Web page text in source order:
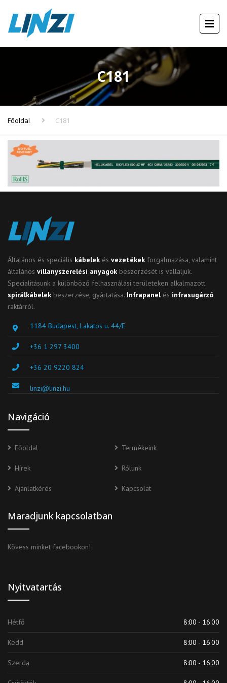
C181
Főoldal C181
Általános és speciális kábelek és vezetékek forgalmazása, valamint
általános villanyszerelési anyagok beszerzését is vállaljuk.
Specialitásunk a különböző felhasználási területeken alkalmazott
spirálkábelek beszerzése, gyártatása. Infrapanel és infrasugárzó
raktárról.
1184 Budapest, Lakatos u. 44/E
+36 1 297 3400
+36 20 9220 824
linzi@linzi.hu
Navigáció
Főoldal Termékeink
Hírek Rólunk
Ajánlatkérés Kapcsolat
Maradjunk kapcsolatban
Kövess minket facebookon!
Nyitvatartás
Hétfő 8:00 - 16:00
Kedd 8:00 - 16:00
Szerda 8:00 - 16:00